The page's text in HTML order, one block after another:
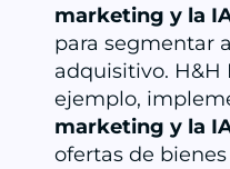
marketing y la
para segmentar
adquisitivo. H&H
ejemplo,
marketing y la
ofertas de